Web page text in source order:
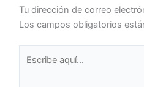
Tu dirección de correo
Los campos obligatorios
aquí...